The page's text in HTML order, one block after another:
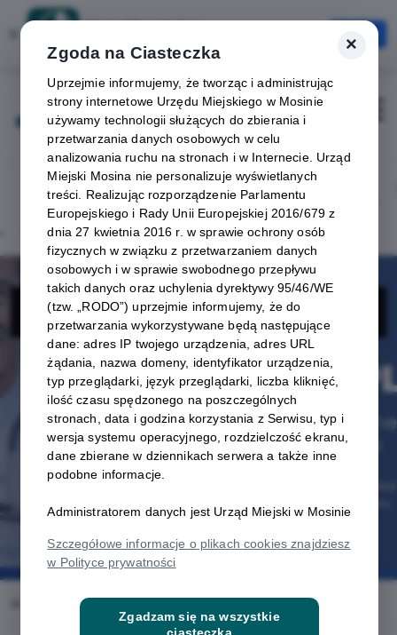
× Szybciej, wygodniej, zawsze pod ręką
Otwórz
Zaloguj
Medicomplex
Oferty
×
Zgoda na Ciasteczka
Uprzejmie informujemy, że tworząc i administrując
strony internetowe Urzędu Miejskiego w Mosinie
używamy technologii służących do zbierania i
przetwarzania danych osobowych w celu
analizowania ruchu na stronach i w Internecie. Urząd
Miejski Mosina nie personalizuje wyświetlanych
treści. Realizując rozporządzenie Parlamentu
Europejskiego i Rady Unii Europejskiej 2016/679 z
dnia 27 kwietnia 2016 r. w sprawie ochrony osób
fizycznych w związku z przetwarzaniem danych
osobowych i w sprawie swobodnego przepływu
takich danych oraz uchylenia dyrektywy 95/46/WE
(tzw. „RODO”) uprzejmie informujemy, że do
przetwarzania wykorzystywane będą następujące
dane: adres IP twojego urządzenia, adres URL
żądania, nazwa domeny, identyfikator urządzenia,
typ przeglądarki, język przeglądarki, liczba kliknięć,
ilość czasu spędzonego na poszczególnych
stronach, data i godzina korzystania z Serwisu, typ i
wersja systemu operacyjnego, rozdzielczość ekranu,
dane zbierane w dziennikach serwera a także inne
podobne informacje.
Administratorem danych jest Urząd Miejski w Mosinie
Szczegółowe informacje o plikach cookies znajdziesz
w Polityce prywatności
Zgadzam się na wszystkie
ciasteczka